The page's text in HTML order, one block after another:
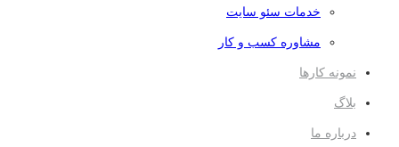
خدمات سئو سایت
مشاوره کسب و کار
نمونه کارها
بلاگ
درباره ما